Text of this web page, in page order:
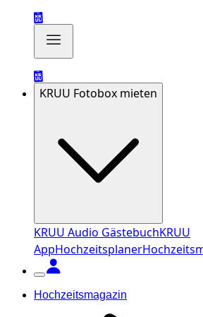
KRUU Fotobox mieten
KRUU Audio GästebuchKRUU
AppHochzeitsplaner
Hochzeitsmagazin